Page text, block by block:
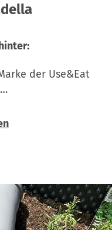
der Use&Eat